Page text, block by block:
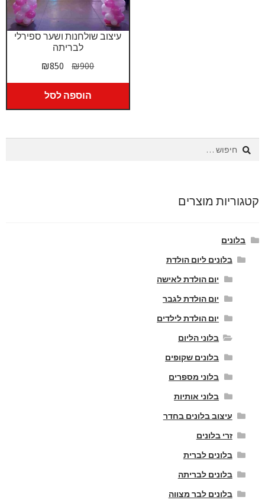
עיצוב שולחנות ושער ספירלי
לבריתה
₪900
המחיר
היה:
₪900.
₪850
המחיר
₪850.
הוספה לסל
חיפוש:
קטגוריות מוצרים
בלונים
בלונים ליום הולדת
יום הולדת לאישה
יום הולדת לגבר
יום הולדת לילדים
בלוני הליום
בלונים שקופים
בלוני מספרים
בלוני אותיות
עיצוב בלונים בחדר
זרי בלונים
בלונים לברית
בלונים לבריתה
בלונים לבר מצווה